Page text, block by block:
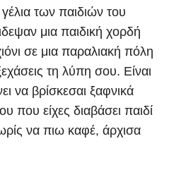
των παιδιών του
μια παιδική χορδή
σε μια παραλιακή πόλη
τη λύπη σου. Είναι
να βρίσκεσαι ξαφνικά
που είχες διαβάσει παιδί
να πιω καφέ, άρχισα